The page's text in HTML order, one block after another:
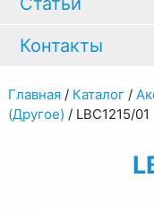
Контакты
Главная/ Каталог/
(Другое) / LBC1215/01